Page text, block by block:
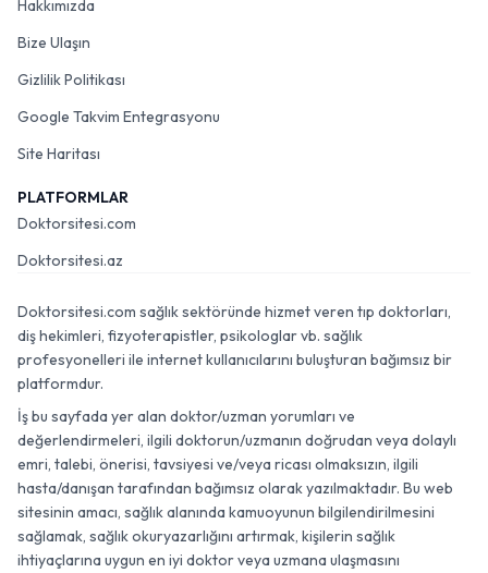
Hakkımızda
Bize Ulaşın
Gizlilik Politikası
Google Takvim Entegrasyonu
Site Haritası
PLATFORMLAR
Doktorsitesi.com
Doktorsitesi.az
Doktorsitesi.com sağlık sektöründe hizmet veren tıp doktorları,
diş hekimleri, fizyoterapistler, psikologlar vb. sağlık
profesyonelleri ile internet kullanıcılarını buluşturan bağımsız bir
platformdur.
İş bu sayfada yer alan doktor/uzman yorumları ve
değerlendirmeleri, ilgili doktorun/uzmanın doğrudan veya dolaylı
emri, talebi, önerisi, tavsiyesi ve/veya ricası olmaksızın, ilgili
hasta/danışan tarafından bağımsız olarak yazılmaktadır. Bu web
sitesinin amacı, sağlık alanında kamuoyunun bilgilendirilmesini
sağlamak, sağlık okuryazarlığını artırmak, kişilerin sağlık
ihtiyaçlarına uygun en iyi doktor veya uzmana ulaşmasını